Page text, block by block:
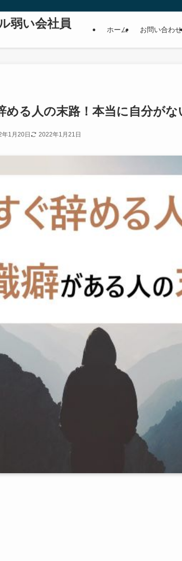
弱い会社員
ホーム お問い合わせ
める人の末路！本当に自分がな
1月20日 2022年1月21日